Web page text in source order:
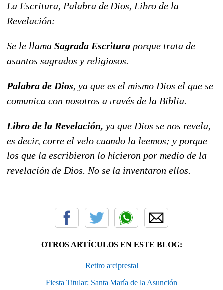
La Escritura, Palabra de Dios, Libro de la
Revelación:
Se le llama Sagrada Escritura porque trata de
asuntos sagrados y religiosos.
Palabra de Dios, ya que es el mismo Dios el que se
comunica con nosotros a través de la Biblia.
Libro de la Revelación, ya que Dios se nos revela,
es decir, corre el velo cuando la leemos; y porque
los que la escribieron lo hicieron por medio de la
revelación de Dios. No se la inventaron ellos.
OTROS ARTÍCULOS EN ESTE BLOG:
Retiro arciprestal
Fiesta Titular: Santa María de la Asunción